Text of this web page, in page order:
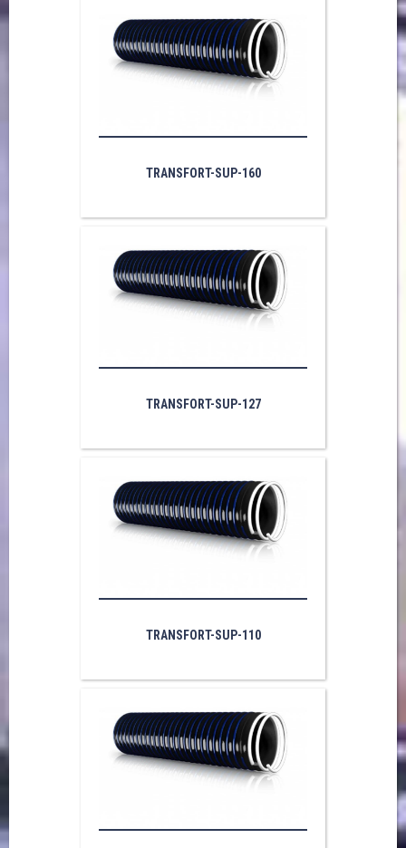
TRANSFORT-SUP-160
TRANSFORT-SUP-127
TRANSFORT-SUP-110